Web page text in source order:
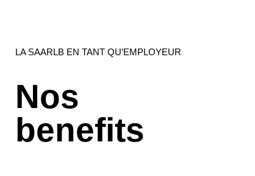
LA SAARLB EN TANT QU’EMPLOYEUR
Nos
benefits